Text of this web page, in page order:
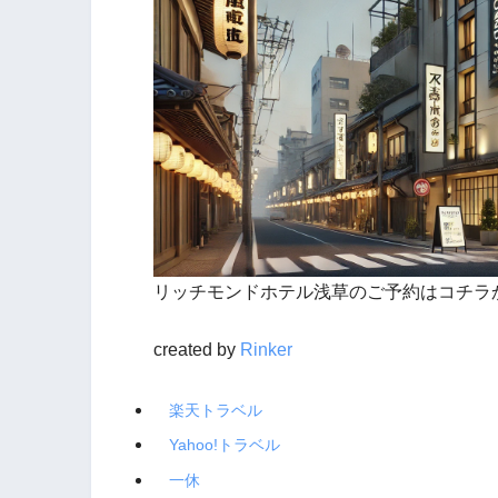
リッチモンドホテル浅草のご予約はコチラ
created by Rinker
楽天トラベル
Yahoo!トラベル
一休